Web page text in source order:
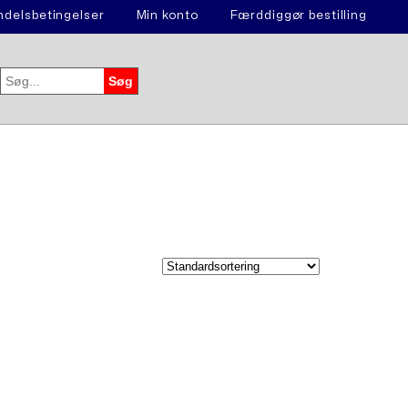
Min konto Færddiggør bestilling